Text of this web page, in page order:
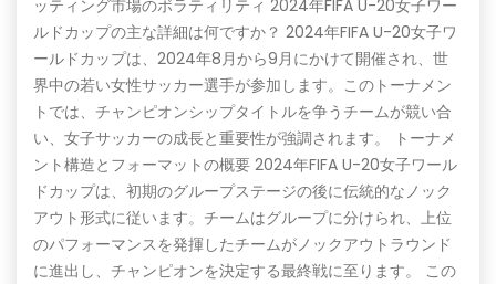
ッティング市場のボラティリティ 2024年FIFA U-20女子ワー
ルドカップの主な詳細は何ですか？ 2024年FIFA U-20女子ワ
ールドカップは、2024年8月から9月にかけて開催され、世
界中の若い女性サッカー選手が参加します。このトーナメン
トでは、チャンピオンシップタイトルを争うチームが競い合
い、女子サッカーの成長と重要性が強調されます。 トーナメ
ント構造とフォーマットの概要 2024年FIFA U-20女子ワール
ドカップは、初期のグループステージの後に伝統的なノック
アウト形式に従います。チームはグループに分けられ、上位
のパフォーマンスを発揮したチームがノックアウトラウンド
に進出し、チャンピオンを決定する最終戦に至ります。 この